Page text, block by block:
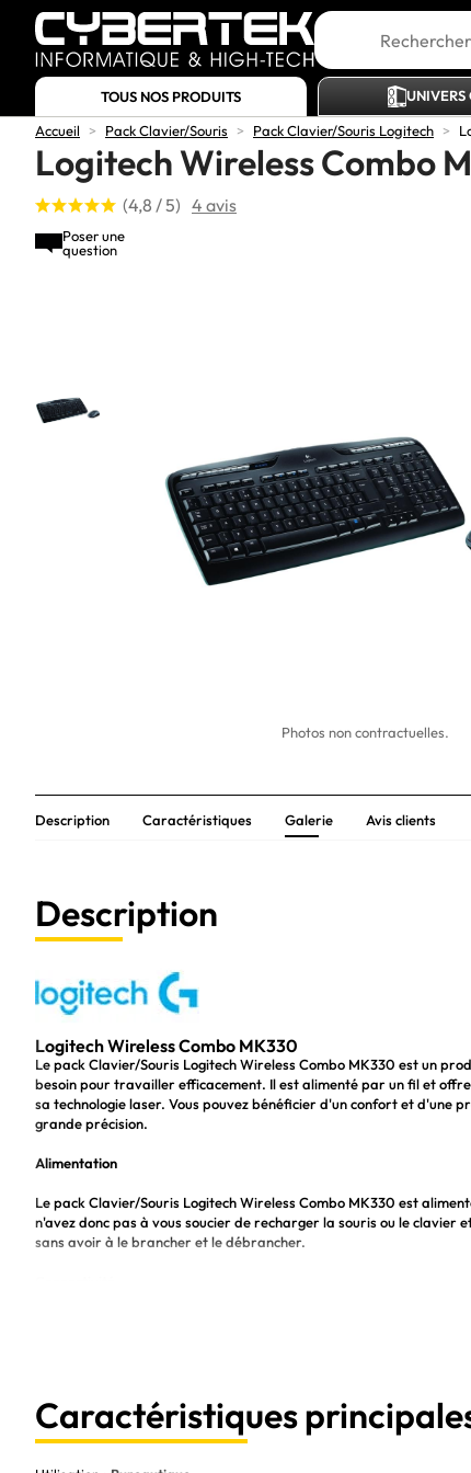
TOUS NOS PRODUITS UNIVERS
Accueil
> Pack Clavier/Souris > Pack Clavier/Souris Logitech >
Logitech Wireless Combo
(4,8 / 5) 4 avis
Poser une
question
Photos non contractuelles.
Description Caractéristiques Galerie Avis clients
Description
Logitech Wireless Combo MK330
Le pack Clavier/Souris Logitech Wireless Combo MK330 est un
besoin pour travailler efficacement. Il est alimenté par un fil et
sa technologie laser. Vous pouvez bénéficier d'un confort et d'une
grande précision.
Alimentation
Le pack Clavier/Souris Logitech Wireless Combo MK330 est
n'avez donc pas à vous soucier de recharger la souris ou le
sans avoir à le brancher et le débrancher.
Le pack Clavier/Souris Logitech Wireless Combo MK330 offre une
fiable. La technologie sans fil vous offre la possibilité de déplacer
Technologie de détection de mouvement
Le pack Clavier/Souris Logitech Wireless Combo MK330 est
Caractéristiques